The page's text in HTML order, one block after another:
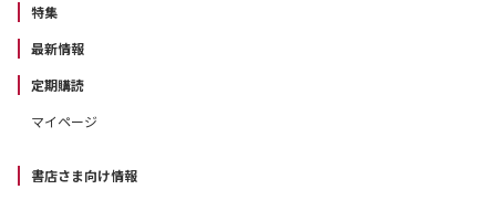
特集
最新情報
定期購読
マイページ
書店さま向け情報